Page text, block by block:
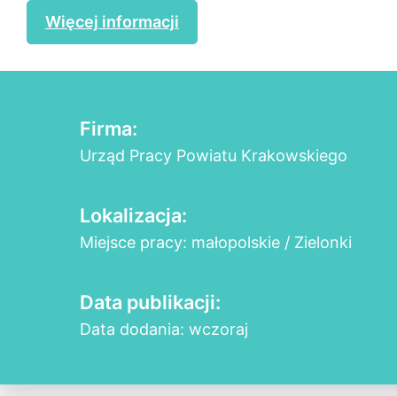
Więcej informacji
Firma:
Urząd Pracy Powiatu Krakowskiego
Lokalizacja:
Miejsce pracy: małopolskie / Zielonki
Data publikacji:
Data dodania: wczoraj